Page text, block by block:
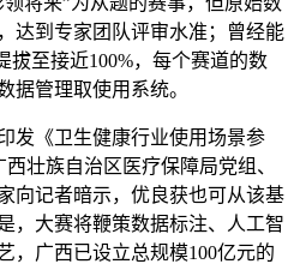
达到专家团队评审水准；曾经能
拔至接近100%，每个赛道的数
据管理取使用系统。
《卫生健康行业使用场景参
壮族自治区医疗保障局党组、
向记者暗示，优良获也可从该基
，大赛将鞭策数据标注、人工智
，广西已设立总规模100亿元的